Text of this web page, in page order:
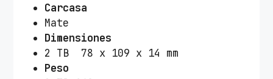
Carcasa
Mate
Dimensiones
2 TB 78 x 109 x 14 mm
Peso